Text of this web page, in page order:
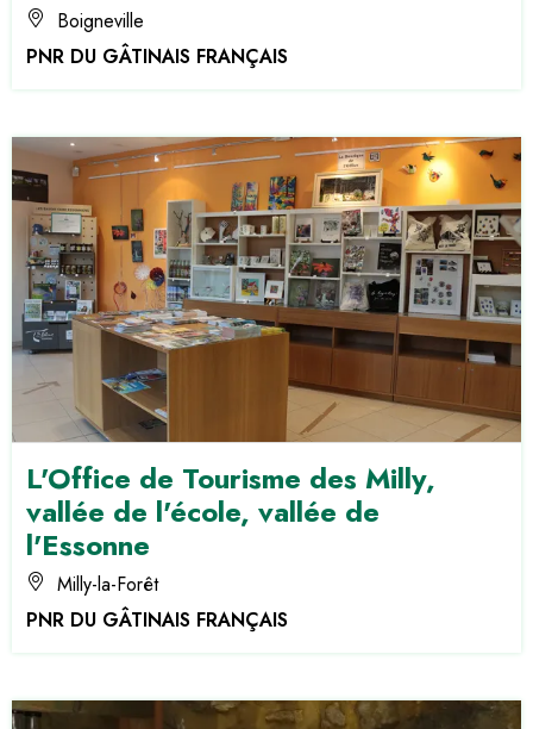
Boigneville
PNR DU GÂTINAIS FRANÇAIS
L'Office de Tourisme des Milly,
vallée de l'école, vallée de
l'Essonne
Milly-la-Forêt
PNR DU GÂTINAIS FRANÇAIS